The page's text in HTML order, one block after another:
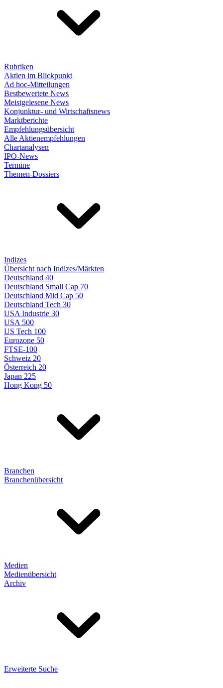
Rubriken
Aktien im Blickpunkt
Ad hoc-Mitteilungen
Bestbewertete News
Meistgelesene News
Konjunktur- und Wirtschaftsnews
Marktberichte
Empfehlungsübersicht
Alle Aktienempfehlungen
Chartanalysen
IPO-News
Termine
Themen-Dossiers
Indizes
Übersicht nach Indizes/Märkten
Deutschland 40
Deutschland Small Cap 70
Deutschland Mid Cap 50
Deutschland Tech 30
USA Industrie 30
USA 500
US Tech 100
Eurozone 50
FTSE-100
Schweiz 20
Österreich 20
Japan 225
Hong Kong 50
Branchen
Branchenübersicht
Medien
Medienübersicht
Archiv
Erweiterte Suche